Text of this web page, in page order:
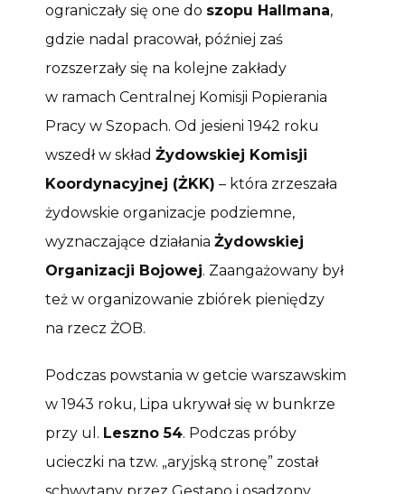
ograniczały się one do szopu Hallmana,
gdzie nadal pracował, później zaś
rozszerzały się na kolejne zakłady
w ramach Centralnej Komisji Popierania
Pracy w Szopach. Od jesieni 1942 roku
wszedł w skład Żydowskiej Komisji
Koordynacyjnej (ŻKK) – która zrzeszała
żydowskie organizacje podziemne,
wyznaczające działania Żydowskiej
Organizacji Bojowej. Zaangażowany był
też w organizowanie zbiórek pieniędzy
na rzecz ŻOB.
Podczas powstania w getcie warszawskim
w 1943 roku, Lipa ukrywał się w bunkrze
przy ul. Leszno 54. Podczas próby
ucieczki na tzw. „aryjską stronę” został